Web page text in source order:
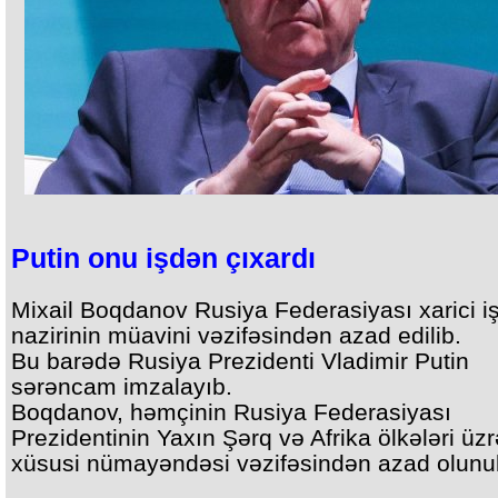
Putin onu işdən çıxardı
Mixail Boqdanov Rusiya Federasiyası xarici
nazirinin müavini vəzifəsindən azad edilib.
Bu barədə Rusiya Prezidenti Vladimir Putin
sərəncam imzalayıb.
Boqdanov, həmçinin Rusiya Federasiyası
Prezidentinin Yaxın Şərq və Afrika ölkələri
xüsusi nümayəndəsi vəzifəsindən azad